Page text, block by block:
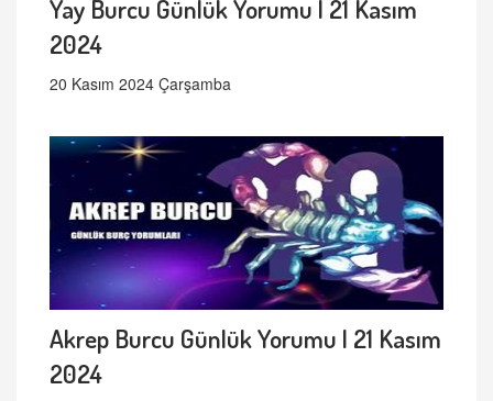
Yay Burcu Günlük Yorumu | 21 Kasım
2024
20 Kasım 2024 Çarşamba
Akrep Burcu Günlük Yorumu | 21 Kasım
2024